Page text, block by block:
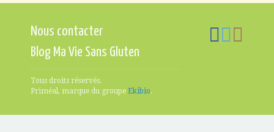
Nous contacter
Blog Ma Vie Sans Gluten
Tous droits réservés.
Priméal, marque du groupe Ekibio.